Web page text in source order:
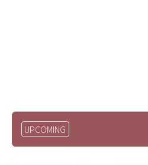
UPCOMING Seleziona